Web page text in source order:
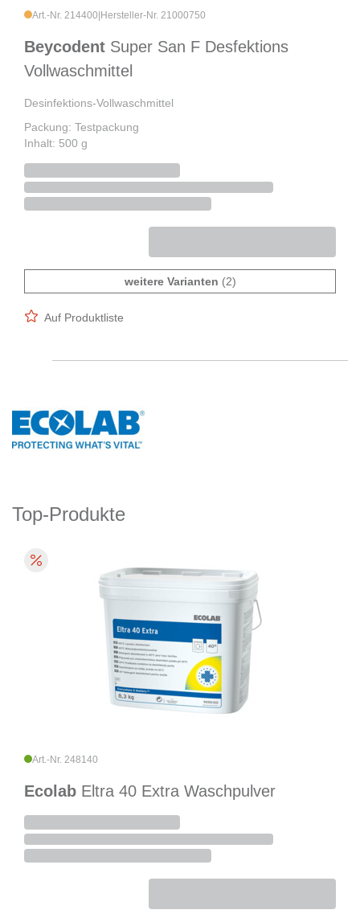
Art.-Nr. 214400 Hersteller-Nr. 21000750
Beycodent Super San F Desfektions
Vollwaschmittel
Desinfektions-Vollwaschmittel
Packung: Testpackung
Inhalt: 500 g
weitere Varianten (2)
Auf Produktliste
Top-Produkte
Art.-Nr. 248140
Ecolab Eltra 40 Extra Waschpulver